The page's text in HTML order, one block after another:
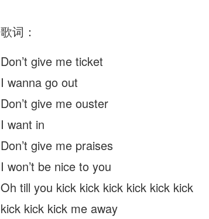
歌词：
Don’t give me ticket
I wanna go out
Don’t give me ouster
I want in
Don’t give me praises
I won’t be nice to you
Oh till you kick kick kick kick kick kick
kick kick kick me away